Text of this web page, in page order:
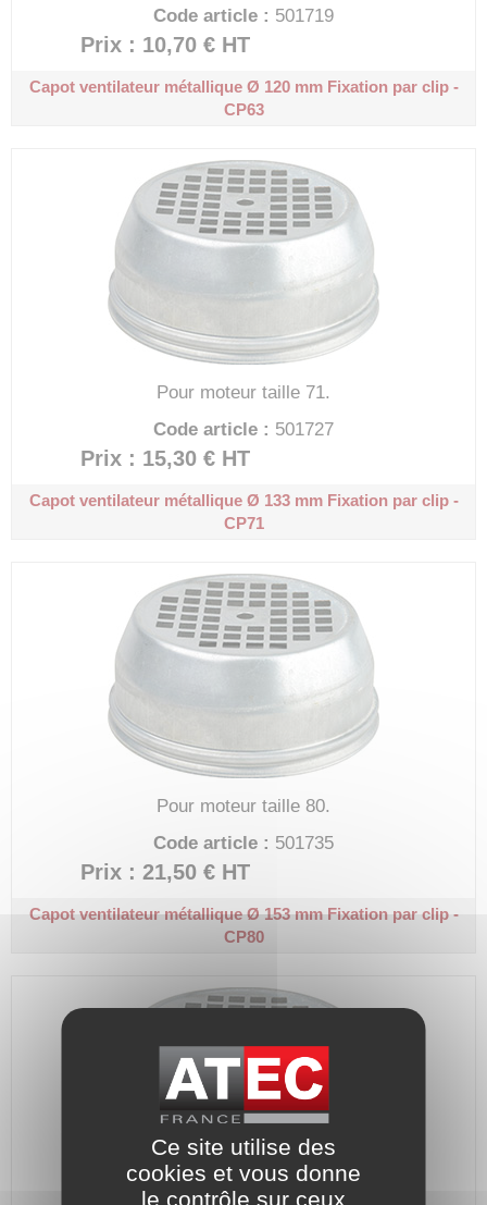
Code article : 501719
Prix : 10,70 € HT
Capot ventilateur métallique Ø 120 mmFixation par clip -
CP63
Pour moteur taille 71.
Code article : 501727
Prix : 15,30 € HT
Capot ventilateur métallique Ø 133 mmFixation par clip -
CP71
Pour moteur taille 80.
Code article : 501735
Prix : 21,50 € HT
Capot ventilateur métallique Ø 153 mmFixation par clip -
CP80
Ce site utilise des
cookies et vous donne
le contrôle sur ceux